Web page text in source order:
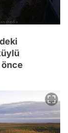
önce